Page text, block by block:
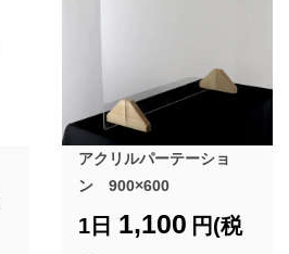
アクリルパーテーショ
ン 900×600
1日 1,100 円(税